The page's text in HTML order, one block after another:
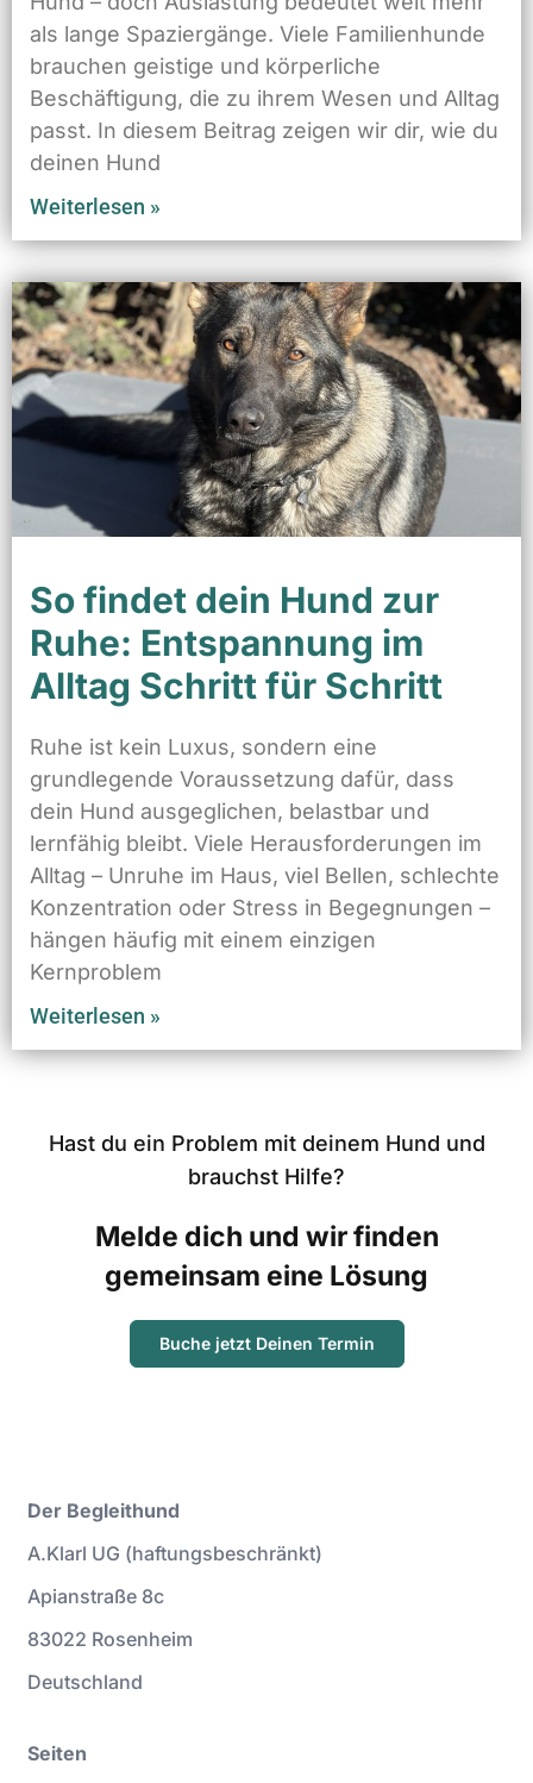
als lange Spaziergänge. Viele Familienhunde
brauchen geistige und körperliche
Beschäftigung, die zu ihrem Wesen und Alltag
passt. In diesem Beitrag zeigen wir dir, wie du
deinen Hund
Weiterlesen »
So findet dein Hund zur
Ruhe: Entspannung im
Alltag Schritt für Schritt
Ruhe ist kein Luxus, sondern eine
grundlegende Voraussetzung dafür, dass
dein Hund ausgeglichen, belastbar und
lernfähig bleibt. Viele Herausforderungen im
Alltag – Unruhe im Haus, viel Bellen, schlechte
Konzentration oder Stress in Begegnungen –
hängen häufig mit einem einzigen
Kernproblem
Weiterlesen »
Hast du ein Problem mit deinem Hund und
brauchst Hilfe?
Melde dich und wir finden
gemeinsam eine Lösung
Buche jetzt Deinen Termin
Der Begleithund
A.Klarl UG (haftungsbeschränkt)
Apianstraße 8c
83022 Rosenheim
Deutschland
Seiten